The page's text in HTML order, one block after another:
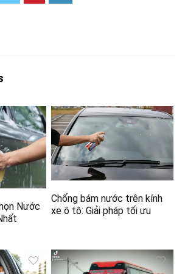
Nước
Chống bám nước trên kính
xe ô tô: Giải pháp tối ưu